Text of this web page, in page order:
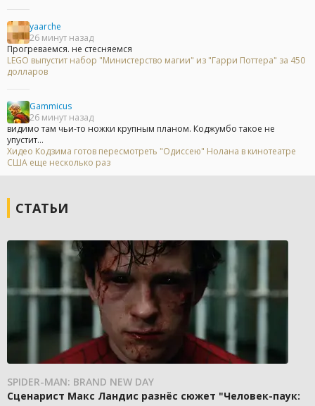
yaarche
26 минут назад
Прогреваемся. не стесняемся
LEGO выпустит набор "Министерство магии" из "Гарри Поттера" за 450
долларов
Gammicus
26 минут назад
видимо там чьи-то ножки крупным планом. Коджумбо такое не
упустит...
Хидео Кодзима готов пересмотреть "Одиссею" Нолана в кинотеатре
США еще несколько раз
СТАТЬИ
SPIDER-MAN: BRAND NEW DAY
Сценарист Макс Ландис разнёс сюжет "Человек-паук: